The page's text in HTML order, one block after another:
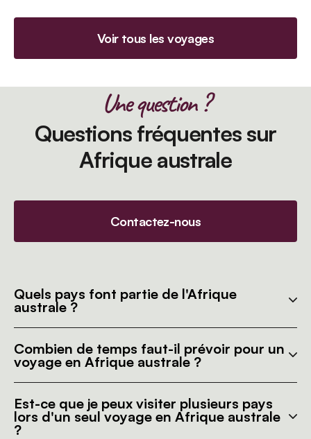
Voir tous les voyages
Une question ?
Questions fréquentes sur
Afrique australe
Contactez-nous
Quels pays font partie de l'Afrique
australe ?
Combien de temps faut-il prévoir pour un
voyage en Afrique australe ?
Est-ce que je peux visiter plusieurs pays
lors d'un seul voyage en Afrique australe
?